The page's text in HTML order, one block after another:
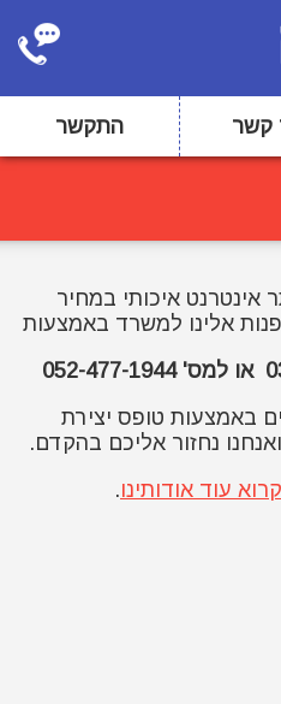
קשר התקשר
אינטרנט איכותי במחיר
אלינו למשרד באמצעות
או למס' 052-477-1944
באמצעות טופס יצירת
נחזור אליכם בהקדם.
עוד אודותינו.